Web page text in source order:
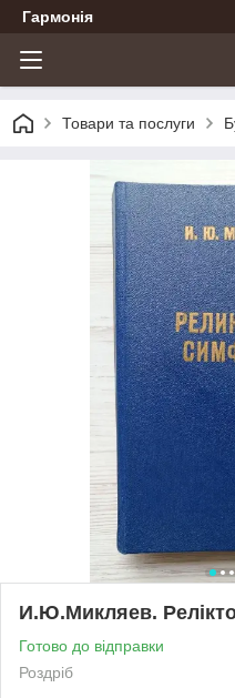
Гармонія
Товари та послуги
И.Ю.Микляев.
Готово до відправки
Роздріб